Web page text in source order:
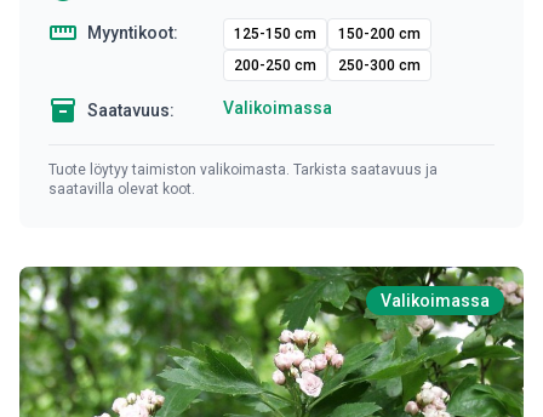
straighten Myyntikoot: 125-150 cm
150-200 cm
200-250 cm
250-300 cm
inventory Saatavuus: Valikoimassa
Tuote löytyy taimiston valikoimasta. Tarkista saatavuus ja
saatavilla olevat koot.
Valikoimassa